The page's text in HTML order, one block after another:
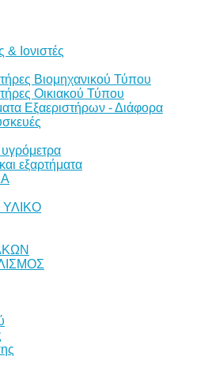
Ιονιστές
Βιομηχανικού Τύπου
Οικιακού Τύπου
Εξαεριστήρων - Διάφορα
εξαρτήματα